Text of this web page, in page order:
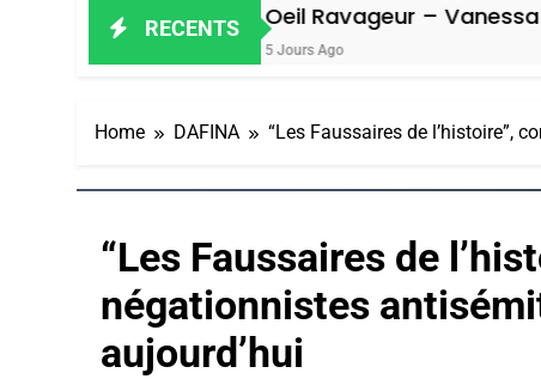
RECENTS
Oeil Ravageur – Vanessa De Loya
Home DAFINA “Les Faussaires de l’histoire”,
“Les Faussaires de
négationnistes
aujourd’hui